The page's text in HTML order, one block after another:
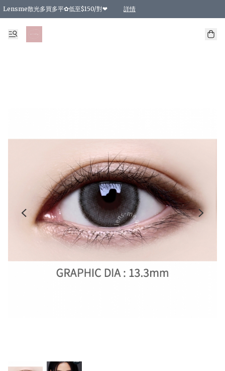
Lensme散光多買多平✿低至$150/對❤ 詳情
台灣Karacon⁩✧日拋 特價清貨❁⃘
日本韓國多款日/月拋現貨☼ 特價❤︎數量有限 售完即止
🇰🇷韓國多款月拋現貨 特價兩對$99✿數量有限 售完即止♫
精選商品，任選買2件或以上9 折；買4件或以上85 折；買6件或以上8 折
精選商品，任選買2件HKD 140.00；買4件HKD 260.00
精選商品，任選買2件HKD 190.00；買4件HKD 360.00
精選商品，任選買2件HKD 110.00；買4件HKD 180.00
精選商品，任選買2件HKD 170.00；買4件HKD 320.00
精選商品，任選買2件或以上減HKD 148.00
精選商品，任選買2件或以上減HKD 148.00
精選商品，任選買2件或以上95 折；買4件或以上9 折；買6件或以上85 折；買8件
精選商品，任選買12件或以上87 折
精選商品，任選買2件或以上減HKD 16.00；買4件或以上減HKD 32.00；買6
精選商品，任選買2件或以上95 折；買4件或以上9 折；買8件或以上85 折；買12
購物滿 HKD 800.00即享免運費優惠！（適用於 特定的送貨方式 )